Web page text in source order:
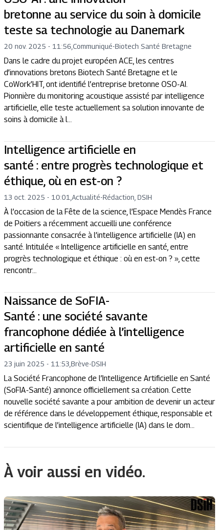
bretonne au service du soin à domicile
teste sa technologie au Danemark
20 nov. 2025 - 11:56 Communiqué-Biotech Santé Bretagne
Dans le cadre du projet européen ACE, les centres
d’innovations bretons Biotech Santé Bretagne et le
CoWork’HIT, ont identifié l’entreprise bretonne OSO-AI.
Pionnière du monitoring acoustique assisté par intelligence
artificielle, elle teste actuellement sa solution innovante de
soins à domicile à l...
Intelligence artificielle en
santé : entre progrès technologique et
éthique, où en est-on ?
13 oct. 2025 - 10:01 Actualité-Rédaction, DSIH
À l’occasion de la Fête de la science, l’Espace Mendès France
de Poitiers a récemment accueilli une conférence
passionnante consacrée à l’intelligence artificielle (IA) en
santé. Intitulée « Intelligence artificielle en santé, entre
progrès technologique et éthique : où en est-on ? », cette
rencontr...
Naissance de SoFIA-
Santé : une société savante
francophone dédiée à l’intelligence
artificielle en santé
23 juin 2025 - 11:53 Brève-DSIH
La Société Francophone de l’Intelligence Artificielle en Santé
(SoFIA-Santé) annonce officiellement sa création. Cette
nouvelle société savante a pour ambition de devenir un acteur
de référence dans le développement éthique, responsable et
scientifique de l’intelligence artificielle (IA) dans le dom...
À voir aussi en vidéo.